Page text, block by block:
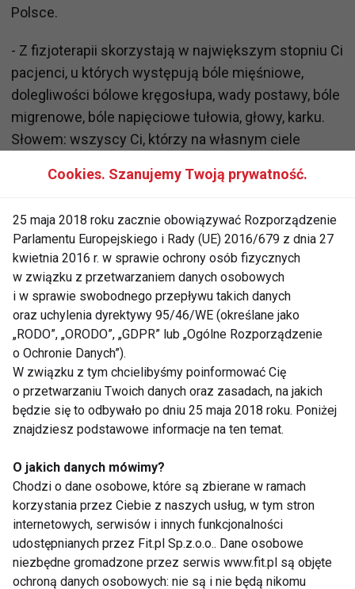
Polsce.
- Z fizjoterapii skorzystają w największym stopniu Ci
pacjenci, u których występują bóle mięśniowe,
dolegliwości bólowe kręgosłupa, wady postawy, bóle
migrenowe, bóle napięciowe tułowia, głowy, karku.
Słowem: wszyscy Ci, którzy na własnym ciele
siedzącym trybem życia, długotrwałym brakiem
Jak wygląda wizyta poświęcona terapii
manualnej?
Fizjoterapeuta zaczyna od dokładnego wywiadu z
pacjentem ze szczególnym uwzględnieniem
przebytych zabiegów operacyjnych, wad postawy,
urazów, przeciążeń, a także nawyków ruchowych. Po
tej analizie specjalista dokonuje badania
manualnego konkretnych okolic, wykorzystuje przy
tym odpowiednie techniki chwytu i nacisku (masaż
uciskowe, stawowe, manipulacje), co ma pomóc w
przywróceniu prawidłowego napięcia tkanek,
zmniejszenia dyskomfortu i dolegliwości bólowych.
Wizytę kończy wydanie pacjentowi zaleceń, tym
również ćwiczeń do samodzielnego wykonywania,
Cookies. Szanujemy Twoją prywatność.
25 maja 2018 roku zacznie obowiązywać Rozporządzenie
Parlamentu Europejskiego i Rady (UE) 2016/679 z dnia 27
kwietnia 2016 r. w sprawie ochrony osób fizycznych
w związku z przetwarzaniem danych osobowych
i w sprawie swobodnego przepływu takich danych
oraz uchylenia dyrektywy 95/46/WE (określane jako
„RODO”, „ORODO”, „GDPR” lub „Ogólne Rozporządzenie
o Ochronie Danych”).
W związku z tym chcielibyśmy poinformować Cię
o przetwarzaniu Twoich danych oraz zasadach, na jakich
będzie się to odbywało po dniu 25 maja 2018 roku. Poniżej
znajdziesz podstawowe informacje na ten temat.
O jakich danych mówimy?
Chodzi o dane osobowe, które są zbierane w ramach
korzystania przez Ciebie z naszych usług, w tym stron
internetowych, serwisów i innych funkcjonalności
udostępnianych przez Fit.pl Sp.z.o.o.. Dane osobowe
niezbędne gromadzone przez serwis www.fit.pl są objęte
ochroną danych osobowych: nie są i nie będą nikomu